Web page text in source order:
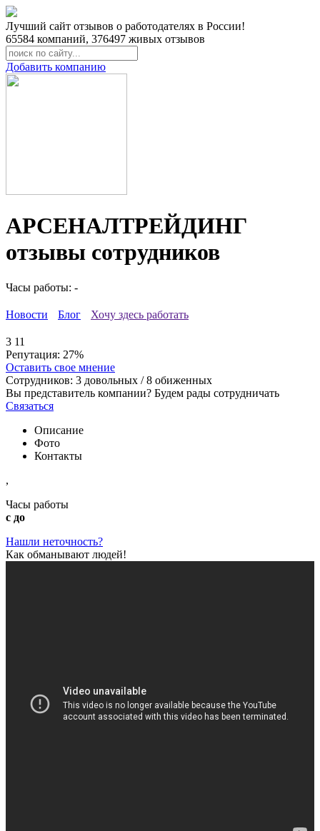
Лучший сайт отзывов о работодателях в России!
65584 компаний, 376497 живых отзывов
Добавить компанию
АРСЕНАЛТРЕЙДИНГ
отзывы сотрудников
Часы работы: -
Новости Блог Хочу здесь работать
3 11
Репутация: 27%
Оставить свое мнение
Сотрудников: 3 довольных /8 обиженных
Вы представитель компании? Будем рады сотрудничать
Связаться
Описание
Фото
Контакты
,
Часы работы
с до
Нашли неточность?
Как обманывают людей!